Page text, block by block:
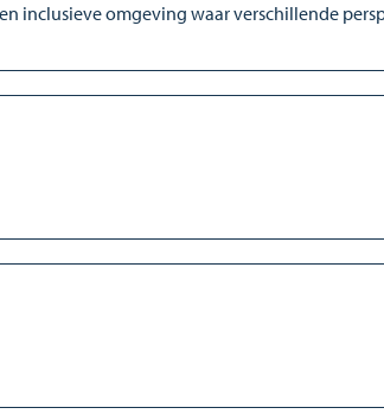
inclusieve omgeving waar verschillende